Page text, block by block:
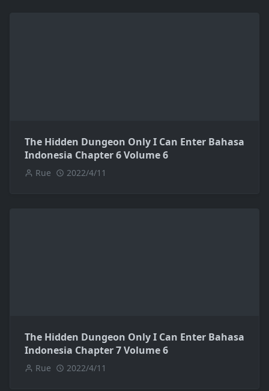
The Hidden Dungeon Only I Can Enter Bahasa
Indonesia Chapter 6 Volume 6
Rue 2022/4/11
The Hidden Dungeon Only I Can Enter Bahasa
Indonesia Chapter 7 Volume 6
Rue 2022/4/11